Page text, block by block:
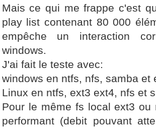
Mais ce qui me frappe c'est
play list contenant 80 000
empêche un interaction
windows.
J'ai fait le teste avec:
windows en ntfs, nfs, samba et
Linux en ntfs, ext3 ext4, nfs et
Pour le même fs local ext3 ou
performant (debit pouvant